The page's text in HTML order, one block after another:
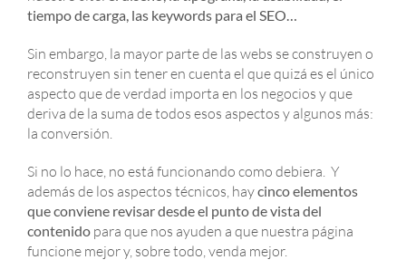
tiempo de carga, las keywords para el SEO…
Sin embargo, la mayor parte de las webs se construyen o
reconstruyen sin tener en cuenta el que quizá es el único
aspecto que de verdad importa en los negocios y que
deriva de la suma de todos esos aspectos y algunos más:
la conversión.
Si no lo hace, no está funcionando como debiera. Y
además de los aspectos técnicos, haycinco elementos
que conviene revisar desde el punto de vista del
contenido para que nos ayuden a que nuestra página
funcione mejor y, sobre todo, venda mejor.